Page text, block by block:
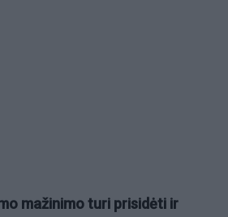
mažinimo turi prisidėti ir